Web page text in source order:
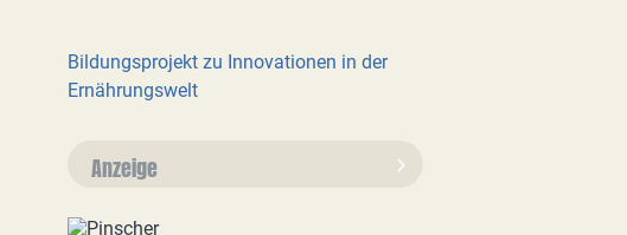
Bildungsprojekt zu Innovationen in der
Ernährungswelt
Anzeige